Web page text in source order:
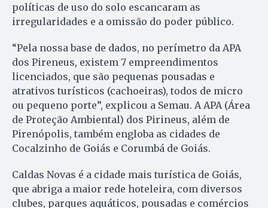
políticas de uso do solo escancaram as
irregularidades e a omissão do poder público.
“Pela nossa base de dados, no perímetro da APA
dos Pireneus, existem 7 empreendimentos
licenciados, que são pequenas pousadas e
atrativos turísticos (cachoeiras), todos de micro
ou pequeno porte”, explicou a Semau. A APA (Área
de Proteção Ambiental) dos Pirineus, além de
Pirenópolis, também engloba as cidades de
Cocalzinho de Goiás e Corumbá de Goiás.
Caldas Novas é a cidade mais turística de Goiás,
que abriga a maior rede hoteleira, com diversos
clubes, parques aquáticos, pousadas e comércios